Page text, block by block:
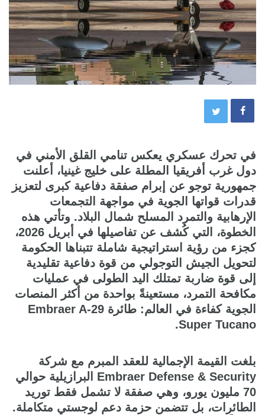
في تحرك عسكري يعكس تنامي القلق الأمني في
دول غرب أفريقيا المطلة على خليج غينيا، أعلنت
جمهورية توجو عن إبرام صفقة دفاعية كبرى لتعزيز
قدرات قواتها الجوية في مواجهة التجمعات
الإرهابية والتمرد المسلح شمال البلاد. وتأتي هذه
الخطوة، التي كُشف عن تفاصيلها في أبريل 2026،
كجزء من رؤية استراتيجية شاملة تتبناها الحكومة
لتحويل الجيش التوجولي من قوة دفاعية تقليدية
إلى قوة ضاربة تمتلك اليد الطولى في عمليات
مكافحة التمرد، مستعينةً بواحدة من أكثر المنصات
الجوية كفاءة في العالم: طائرة Embraer A-29
Super Tucano.
بلغت القيمة الإجمالية للعقد المبرم مع شركة
Embraer Defense & Security البرازيلية حوالي
70 مليون يورو، وهي صفقة لا تشمل فقط توريد
الطائرات، بل تتضمن حزمة دعم لوجستي متكاملة.